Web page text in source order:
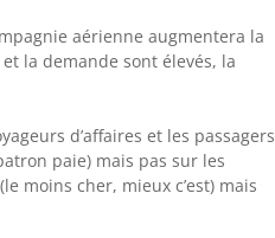
aérienne augmentera la
la demande sont élevés, la
d’affaires et les passagers
paie) mais pas sur les
moins cher, mieux c’est) mais